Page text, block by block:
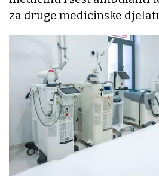
za druge medicinske